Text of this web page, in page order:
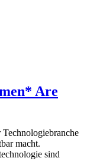
Are
macht.
sind